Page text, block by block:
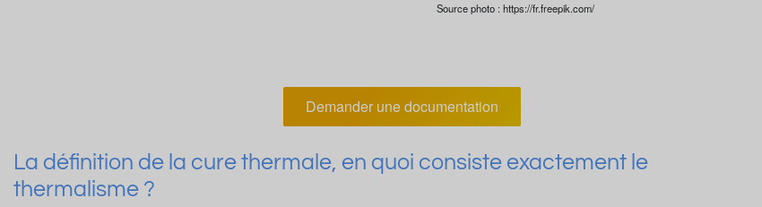
Source photo : https://fr.freepik.com/
Demander une documentation
La définition de la cure thermale, en quoi consiste exactement le
thermalisme ?